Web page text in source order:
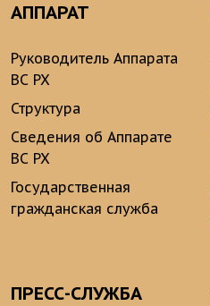
АППАРАТ
Руководитель Аппарата
ВС РХ
Структура
Сведения об Аппарате
ВС РХ
Государственная
гражданская служба
ПРЕСС-СЛУЖБА